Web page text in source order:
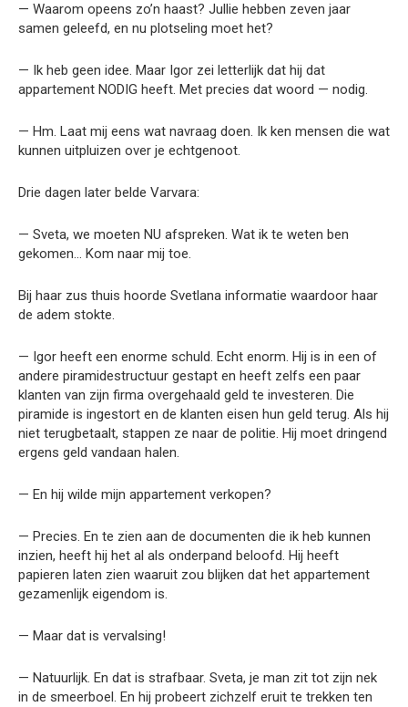
— Waarom opeens zo’n haast? Jullie hebben zeven jaar
samen geleefd, en nu plotseling moet het?
— Ik heb geen idee. Maar Igor zei letterlijk dat hij dat
appartement NODIG heeft. Met precies dat woord — nodig.
— Hm. Laat mij eens wat navraag doen. Ik ken mensen die wat
kunnen uitpluizen over je echtgenoot.
Drie dagen later belde Varvara:
— Sveta, we moeten NU afspreken. Wat ik te weten ben
gekomen… Kom naar mij toe.
Bij haar zus thuis hoorde Svetlana informatie waardoor haar
de adem stokte.
— Igor heeft een enorme schuld. Echt enorm. Hij is in een of
andere piramidestructuur gestapt en heeft zelfs een paar
klanten van zijn firma overgehaald geld te investeren. Die
piramide is ingestort en de klanten eisen hun geld terug. Als hij
niet terugbetaalt, stappen ze naar de politie. Hij moet dringend
ergens geld vandaan halen.
— En hij wilde mijn appartement verkopen?
— Precies. En te zien aan de documenten die ik heb kunnen
inzien, heeft hij het al als onderpand beloofd. Hij heeft
papieren laten zien waaruit zou blijken dat het appartement
gezamenlijk eigendom is.
— Maar dat is vervalsing!
— Natuurlijk. En dat is strafbaar. Sveta, je man zit tot zijn nek
in de smeerboel. En hij probeert zichzelf eruit te trekken ten